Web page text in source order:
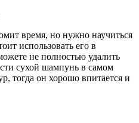
время, но нужно научиться
использовать его в
не полностью удалить
сухой шампунь в самом
тогда он хорошо впитается и